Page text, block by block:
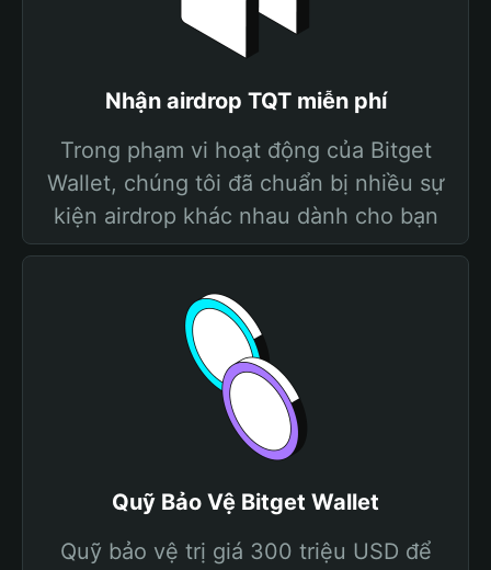
Nhận airdrop TQT miễn phí
Trong phạm vi hoạt động của Bitget
Wallet, chúng tôi đã chuẩn bị nhiều sự
kiện airdrop khác nhau dành cho bạn
Quỹ Bảo Vệ Bitget Wallet
Quỹ bảo vệ trị giá 300 triệu USD để